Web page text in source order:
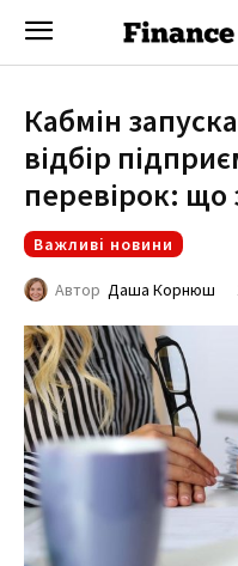
Кабмін
відбір
перевірок: що
Важливі новини
Автор Даша Корнюш